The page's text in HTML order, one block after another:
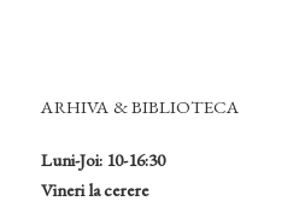
ARHIVA & BIBLIOTECA
Luni-Joi: 10-16:30
Vineri la cerere